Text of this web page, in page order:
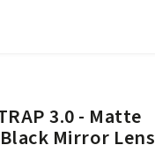
3.0 - Matte
Mirror Lens